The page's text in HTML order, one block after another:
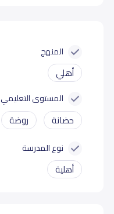
المنهج
أهلي
المستوى التعليمي
حضانة روضة
نوع المدرسة
أهلية